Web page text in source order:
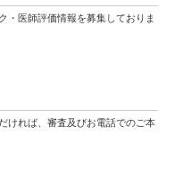
・医師評価情報を募集しておりま
ければ、審査及びお電話でのご本